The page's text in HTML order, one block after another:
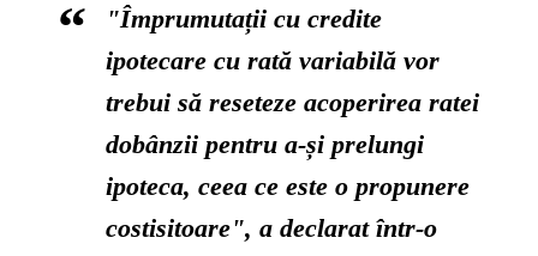
"Împrumutații cu credite
ipotecare cu rată variabilă vor
trebui să reseteze acoperirea ratei
dobânzii pentru a-și prelungi
ipoteca, ceea ce este o propunere
costisitoare", a declarat într-o